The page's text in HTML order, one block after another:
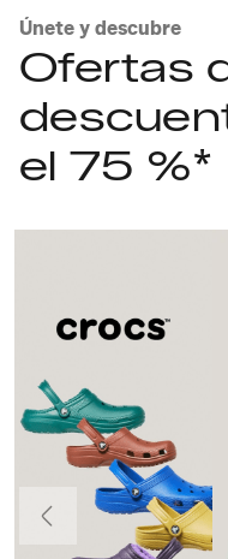
Únete y descubre
Ofertas
el 75 %*
Anteriormente